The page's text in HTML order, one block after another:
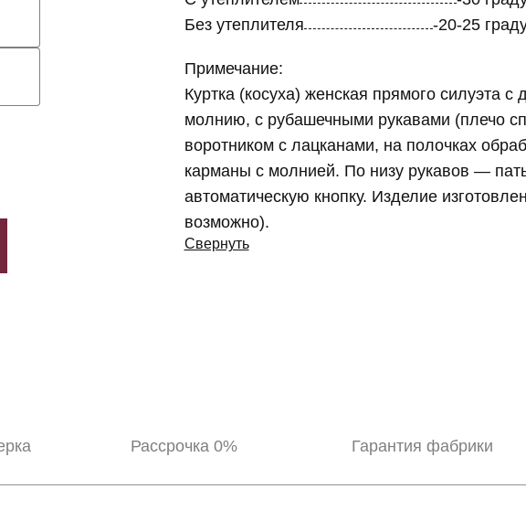
Без утеплителя
-20-25
Примечание:
Куртка (косуха) женская прямого силуэта с
молнию, с рубашечными рукавами (плечо
воротником с лацканами, на полочках
карманы с молнией. По низу рукавов —
автоматическую кнопку. Изделие
возможно).
Свернуть
Рассрочка 0% Гарантия фабрики